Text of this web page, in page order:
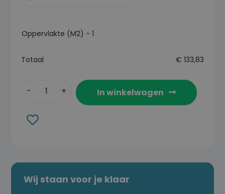
Oppervlakte (M2) -1
Totaal € 133,83
In winkelwagen
Wij staan voor je klaar